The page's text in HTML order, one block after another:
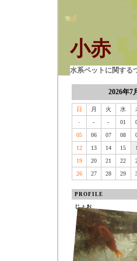
小赤
水系ペットに関する
2026年7
日 月 火 水
-
- - 01
05
06 07 08
12
13 14 15
19
20 21 22
26
27 28 29
PROFILE
じょお